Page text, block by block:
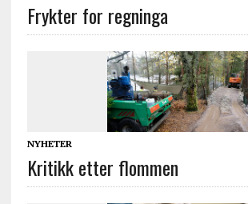
Frykter for regninga
NYHETER
Kritikk etter flommen